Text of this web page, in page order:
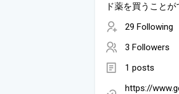
ド薬を買うことが
29 Following
3 Followers
1 posts
https://